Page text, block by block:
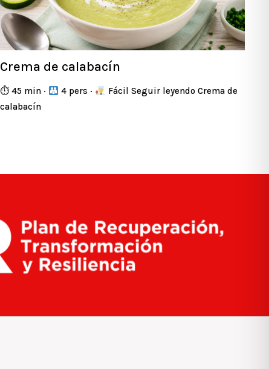
Crema de calabacín
⏱ 45 min · 4 pers ·
Fácil Seguir leyendo Crema de
calabacín